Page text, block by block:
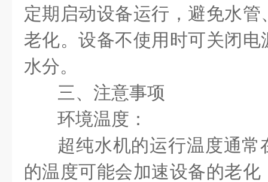
定期启动设备运行，避免水
老化。设备不使用时可关闭
水分。
三、注意事项
环境温度：
超纯水机的运行温度通
的温度可能会加速设备的老